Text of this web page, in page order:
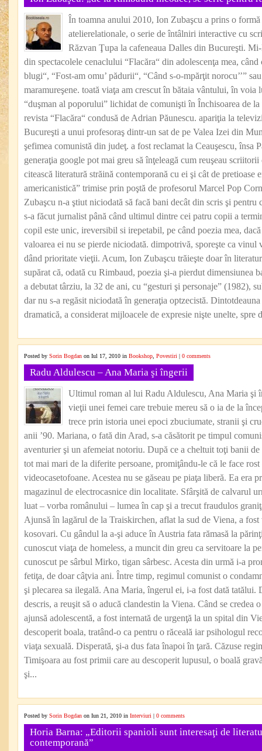
În toamna anului 2010, Ion Zubaşcu a prins o
atelierelationale, o serie de întâlniri interactive cu
Răzvan Ţupa la cafeneaua Dalles din Bucureşti.
din spectacolele cenaclului “Flacăra“ din adolescenţa mea, când
blugi“, “Fost-am omu’ pădurii“, “Când s-o-mpărţit norocu’’”
maramureşene. toată viaţa am crescut în bătaia vântului, în
“duşman al poporului” lichidat de comunişti în Închisoarea de
revista “Flacăra“ condusă de Adrian Păunescu. apariţia la
Bucureşti a unui profesoraş dintr-un sat de pe Valea Izei din
şefimea comunistă din judeţ. a fost reclamat la Ceauşescu, însa
generaţia google pot mai greu să înţeleagă cum reuşeau
citească literatură străină contemporană cu ei şi cât de pretioase
americanistică” trimise prin poştă de profesorul Marcel Pop
Zubaşcu n-a ştiut niciodată să facă bani decât din scris şi pentru
s-a făcut jurnalist până când ultimul dintre cei patru copii a
copil este unic, ireversibil si irepetabil, pe când poezia mea,
valoarea ei nu se pierde niciodată. dimpotrivă, sporeşte ca vinul
dând prioritate vieţii. Acum, Ion Zubaşcu trăieşte doar în
supărat că, odată cu Rimbaud, poezia şi-a pierdut dimensiunea
a debutat târziu, la 32 de ani, cu “gesturi şi personaje” (1982),
dar nu s-a regăsit niciodată în generaţia optzecistă.
dramatică, a considerat mijloacele de expresie nişte unelte, spre
Posted by Sorin Bogdan on Iul 17, 2010 in Bookshop Povestiri | 0 comments
Radu Aldulescu – Ana Maria şi îngerii
Ultimul roman al lui Radu Aldulescu, Ana Maria şi
vieţii unei femei care trebuie mereu să o ia de la
trece prin istoria unei epoci zbuciumate, stranii şi
anii ’90. Mariana, o fată din Arad, s-a căsătorit pe timpul
aventurier şi un afemeiat notoriu. După ce a cheltuit toţi banii de
tot mai mari de la diferite persoane, promiţându-le că le face
videocasetofoane. Acestea nu se găseau pe piaţa liberă. Ea era
magazinul de electrocasnice din localitate. Sfârşită de calvarul
luat – vorba românului – lumea în cap şi a trecut fraudulos
Ajunsă în lagărul de la Traiskirchen, aflat la sud de Viena, a fost
kosovari. Cu gândul la a-şi aduce în Austria fata rămasă la
cunoscut viaţa de homeless, a muncit din greu ca servitoare la
cunoscut pe sârbul Mirko, tigan sârbesc. Acesta din urmă i-a
fetiţa, de doar câţvia ani. Între timp, regimul comunist o
şi plecarea sa ilegală. Ana Maria, îngerul ei, i-a fost dată tatălui.
descris, a reuşit să o aducă clandestin la Viena. Când se
ajunsă adolescentă, a fost internată de urgenţă la un spital din
descoperit boala, tratând-o ca pentru o răceală iar psihologul
viaţa sexuală. Disperată, şi-a dus fata înapoi în ţară. Căzuse
Timişoara au fost primii care au descoperit lupusul, o boală
şi...
Posted by Sorin Bogdan on Iun 21, 2010 in Interviuri | 0 comments
Horia Barna: „Editorii spanioli sunt interesaţi de
contemporană”